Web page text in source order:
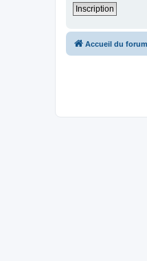
Inscription
Accueil du forum